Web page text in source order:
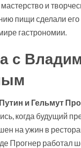
и
пищи сделали
гастрономии.
с
и Гельмут
когда будущий
на ужин в
Прогнер работал